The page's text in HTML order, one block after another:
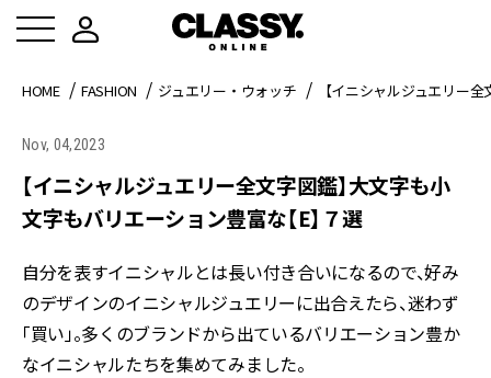
HOME FASHION ジュエリー・ウォッチ 【イニシャルジュエリー
Nov, 04,2023
【イニシャルジュエリー全文字図鑑】大文字も小
文字もバリエーション豊富な【E】７選
自分を表すイニシャルとは長い付き合いになるので、好み
のデザインのイニシャルジュエリーに出合えたら、迷わず
「買い」。多くのブランドから出ているバリエーション豊か
なイニシャルたちを集めてみました。